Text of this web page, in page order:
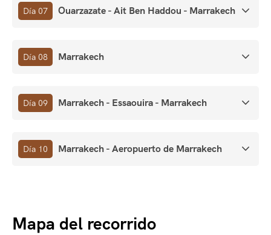
Día 07 Ouarzazate - Ait Ben Haddou - Marrakech
Día 08 Marrakech
Día 09 Marrakech - Essaouira - Marrakech
Día 10 Marrakech - Aeropuerto de Marrakech
Mapa del recorrido